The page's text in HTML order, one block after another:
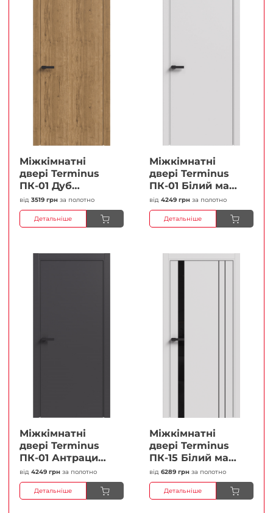
Міжкімнатні
двері Terminus
ПК-01 Дуб
античний Глухі
Плівка
від 3519 грн за полотно
Детальніше
Міжкімнатні
двері Terminus
ПК-01 Білий мат
(Термінус) Глухі
Плівка
від 4249 грн за полотно
Детальніше
Міжкімнатні
двері Terminus
ПК-01 Антрацит
(п/п) Глухі
Плівка
від 4249 грн за полотно
Детальніше
Міжкімнатні
двері Terminus
ПК-15 Білий мат
(Термінус) Чорне
скло Плівка
від 6289 грн за полотно
Детальніше